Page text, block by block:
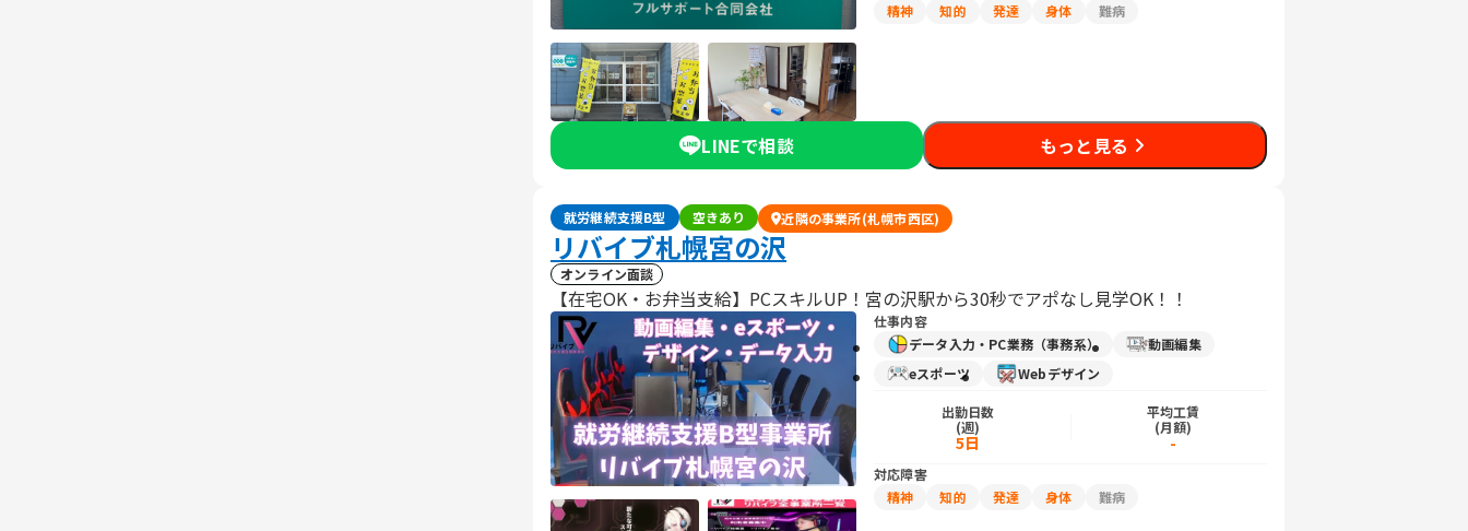
精神
知的 発達 身体 難病
LINEで相談 もっと見る
就労継続支援B型 空きあり 近隣の事業所(札幌市西区)
リバイブ札幌宮の沢
オンライン面談
【在宅OK・お弁当支給】PCスキルUP！宮の沢駅から30秒でアポなし見学OK！！
仕事内容
データ入力・PC業務（事務系）
動画編集
eスポーツ
Webデザイン
出勤日数
(週)
5日
平均工賃
(月額)
-
対応障害
精神
知的 発達 身体 難病